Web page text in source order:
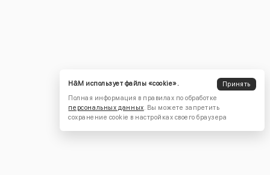
H&M использует файлы «cookie».
Принять
Полная информация в правилах по обработке
персональных данных. Вы можете запретить
сохранение cookie в настройках своего браузера